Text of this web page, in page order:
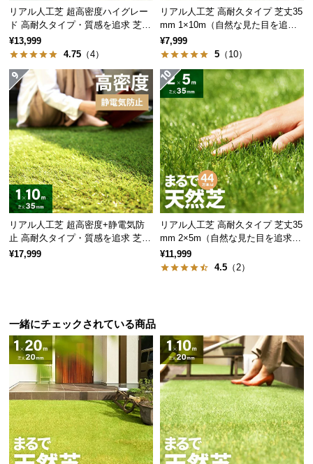
ロ
企
業
情
報
o.,
リアル人工芝 超高密度ハイグレー
ド 高耐久タイプ・質感を追求 芝丈
35mm 1×10m
¥13,999
4.75 （4）
リアル人工芝 高耐久タイプ 芝丈35
mm 1×10m（自然な見た目を追
求・U字ピン付属）
¥7,999
5 （10）
リアル人工芝 超高密度+静電気防
止 高耐久タイプ・質感を追求 芝丈
35mm 1×10m
¥17,999
リアル人工芝 高耐久タイプ 芝丈35
mm 2×5m（自然な見た目を追求・
U字ピン付属）
¥11,999
4.5 （2）
一緒にチェックされている商品